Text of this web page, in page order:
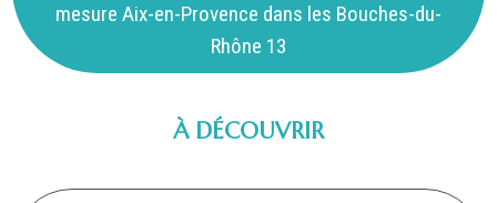
mesure Aix-en-Provence dans les Bouches-du-
Rhône 13
À DÉCOUVRIR